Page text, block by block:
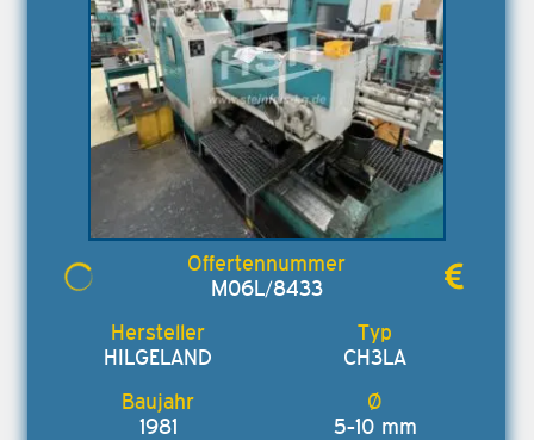
M06L/8433
HILGELAND CH3LA
1981 5-10 mm